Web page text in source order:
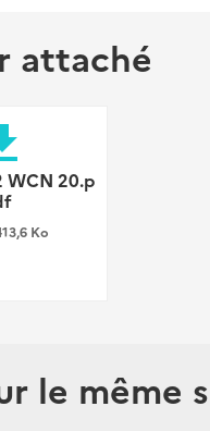
attaché
WCN 20.p
Ko
le même